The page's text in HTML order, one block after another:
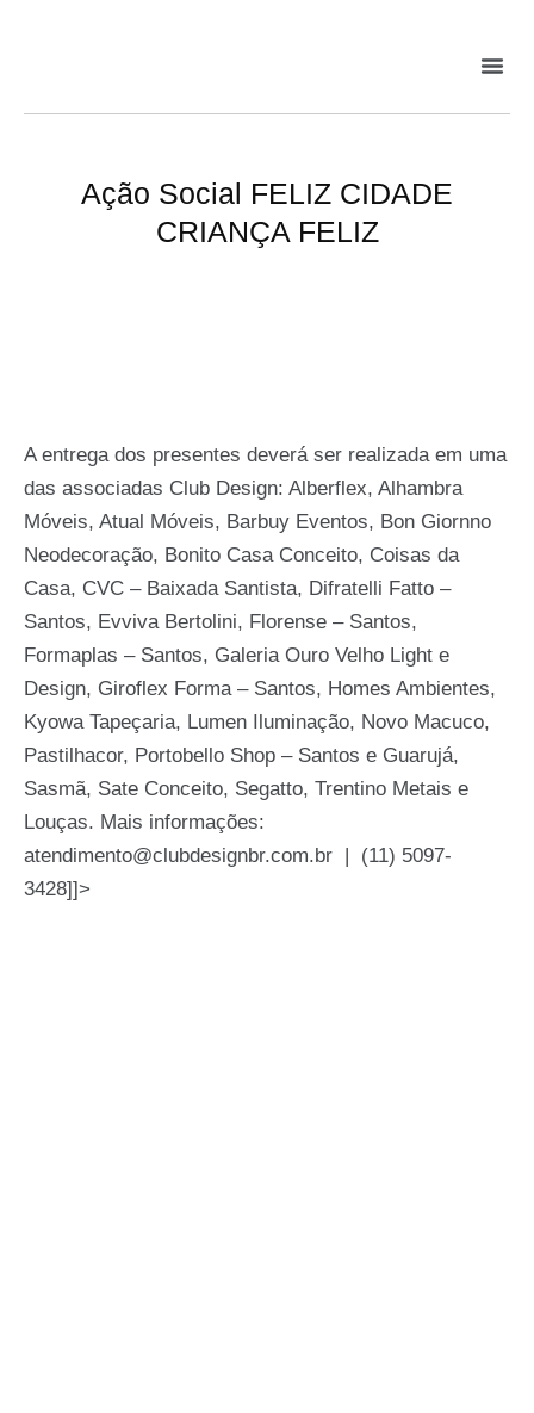
Ação Social FELIZ CIDADE
CRIANÇA FELIZ
A entrega dos presentes deverá ser realizada em uma
das associadas Club Design: Alberflex, Alhambra
Móveis, Atual Móveis, Barbuy Eventos, Bon Giornno
Neodecoração, Bonito Casa Conceito, Coisas da
Casa, CVC – Baixada Santista, Difratelli Fatto –
Santos, Evviva Bertolini, Florense – Santos,
Formaplas – Santos, Galeria Ouro Velho Light e
Design, Giroflex Forma – Santos, Homes Ambientes,
Kyowa Tapeçaria, Lumen Iluminação, Novo Macuco,
Pastilhacor, Portobello Shop – Santos e Guarujá,
Sasmã, Sate Conceito, Segatto, Trentino Metais e
Louças. Mais informações:
atendimento@clubdesignbr.com.br | (11) 5097-
3428]]>